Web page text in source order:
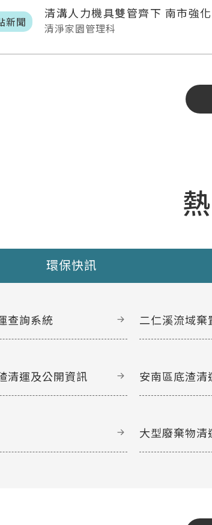
新聞
清溝人力機具雙管齊下 南市強
清淨家園管理科
環保快訊
查詢系統 二仁溪流域
清運及公開資訊 安南區底渣
大型廢棄物清